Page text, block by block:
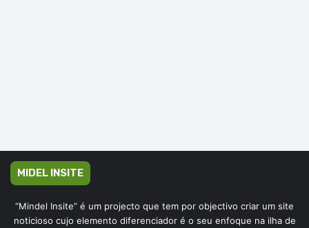
MIDEL INSITE
“Mindel Insite” é um projecto que tem por objectivo criar um site
noticioso cujo elemento diferenciador é o seu enfoque na ilha de